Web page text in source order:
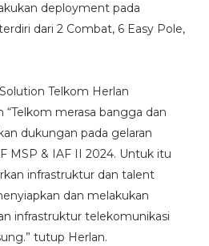
deployment pada
dari 2 Combat, 6 Easy Pole,
Telkom Herlan
merasa bangga dan
dukungan pada gelaran
MSP & IAF II 2024. Untuk itu
infrastruktur dan talent
dan melakukan
infrastruktur telekomunikasi
tutup Herlan.